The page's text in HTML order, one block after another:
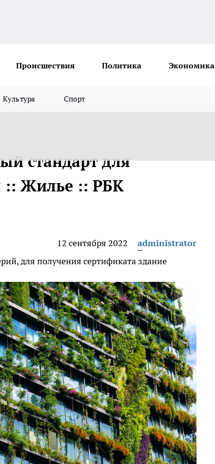
Происшествия Политика Экономика
Культура Спорт
стандарт для
:: Жилье :: РБК
12 сентября 2022
administrator
для получения сертификата здание